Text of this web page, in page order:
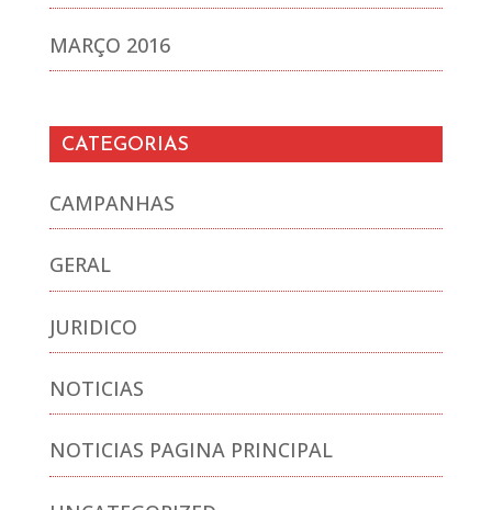
MARÇO 2016
CATEGORIAS
CAMPANHAS
GERAL
JURIDICO
NOTICIAS
NOTICIAS PAGINA PRINCIPAL